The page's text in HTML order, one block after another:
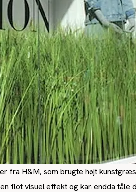
fra H&M, som brugte højt
flot visuel effekt og kan endda tåle